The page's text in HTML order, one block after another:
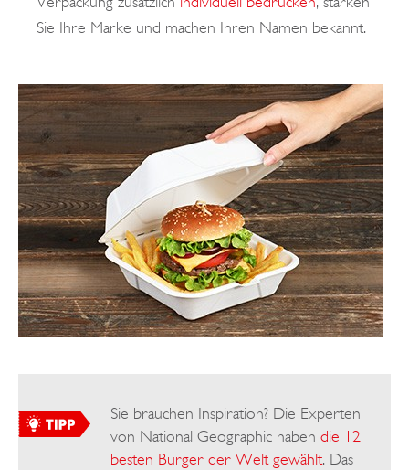
Sie Ihre Marke und machen Ihren Namen bekannt.
Sie brauchen Inspiration? Die Experten
von National Geographic haben die 12
besten Burger der Welt gewählt. Das